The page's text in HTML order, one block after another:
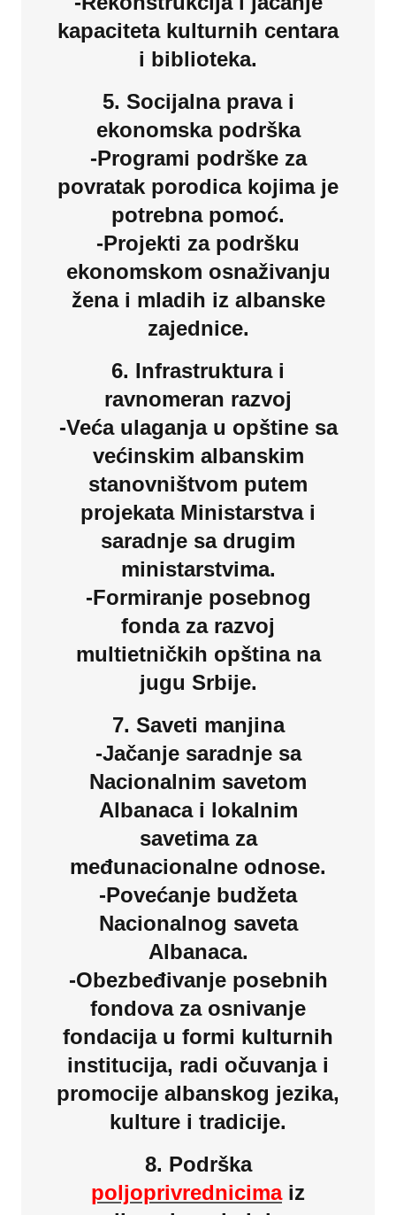
kapaciteta kulturnih centara
i biblioteka.
5. Socijalna prava i
ekonomska podrška
-Programi podrške za
povratak porodica kojima je
potrebna pomoć.
-Projekti za podršku
ekonomskom osnaživanju
žena i mladih iz albanske
zajednice.
6. Infrastruktura i
ravnomeran razvoj
-Veća ulaganja u opštine sa
većinskim albanskim
stanovništvom putem
projekata Ministarstva i
saradnje sa drugim
ministarstvima.
-Formiranje posebnog
fonda za razvoj
multietničkih opština na
jugu Srbije.
7. Saveti manjina
-Jačanje saradnje sa
Nacionalnim savetom
Albanaca i lokalnim
savetima za
međunacionalne odnose.
-Povećanje budžeta
Nacionalnog saveta
Albanaca.
-Obezbeđivanje posebnih
fondova za osnivanje
fondacija u formi kulturnih
institucija, radi očuvanja i
promocije albanskog jezika,
kulture i tradicije.
8. Podrška
poljoprivrednicimaiz